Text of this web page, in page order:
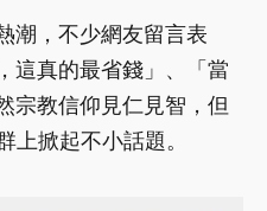
潮，不少網友留言表
這真的最省錢」、「當
宗教信仰見仁見智，但
上掀起不小話題。